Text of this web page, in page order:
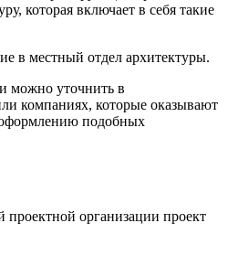
которая включает в себя такие
в местный отдел архитектуры.
можно уточнить в
компаниях, которые оказывают
подобных
проектной организации проект